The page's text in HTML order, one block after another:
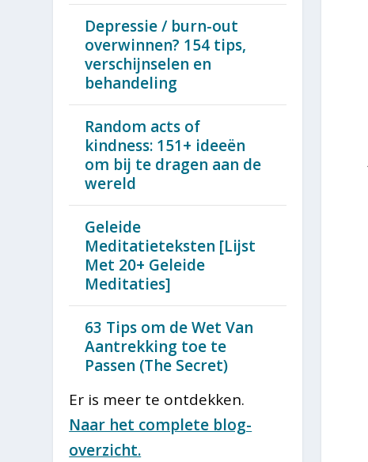
Depressie / burn-out
overwinnen? 154 tips,
verschijnselen en
behandeling
Random acts of
kindness: 151+ ideeën
om bij te dragen aan de
wereld
Geleide
Meditatieteksten [Lijst
Met 20+ Geleide
Meditaties]
63 Tips om de Wet Van
Aantrekking toe te
Passen (The Secret)
Er is meer te ontdekken.
Naar het complete blog-
overzicht.